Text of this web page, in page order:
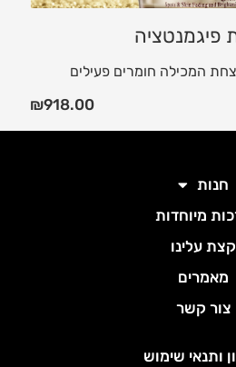
פיגמנטציה
המכילה חומרים פעילים
₪918.00
חנות
מיוחדות
קצת עלינו
מאמרים
צור קשר
ותנאי שימוש